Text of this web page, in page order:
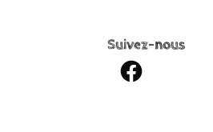
Suivez-nous
Facebook